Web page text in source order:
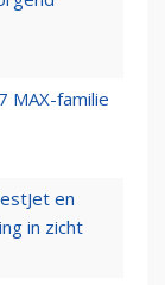
MAX-familie
en
in zicht